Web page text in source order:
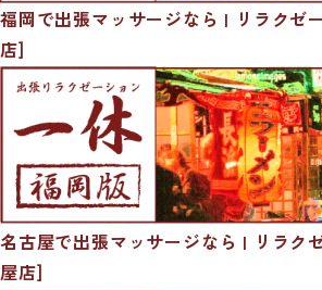
福岡で出張マッサージなら | リラクゼ
店]
名古屋で出張マッサージなら | リラク
屋店]